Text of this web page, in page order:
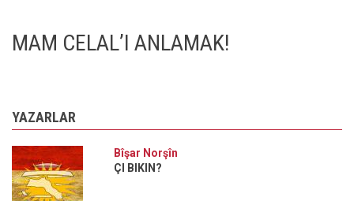
MAM CELAL’I ANLAMAK!
YAZARLAR
Bîşar Norşîn
ÇI BIKIN?